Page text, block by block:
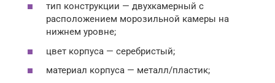
тип конструкции — двухкамерный с
расположением морозильной камеры на
нижнем уровне;
цвет корпуса — серебристый;
материал корпуса — металл/пластик;